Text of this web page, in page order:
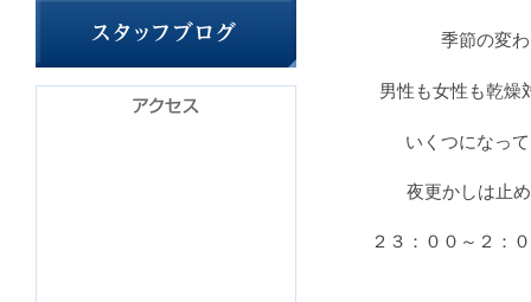
季節の変
男性も女性も乾燥
いくつになっ
夜更かしは止
２３：００～２：